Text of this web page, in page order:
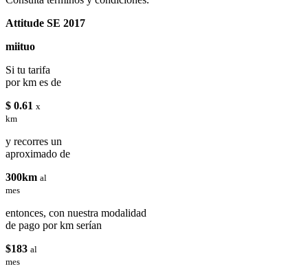
Attitude SE 2017
miituo
Si tu tarifa
por km es de
$ 0.61 x
km
y recorres un
aproximado de
300km al
mes
entonces, con nuestra modalidad
de pago por km serían
$183 al
mes